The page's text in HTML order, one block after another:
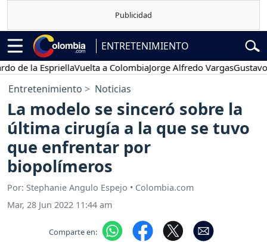
ENTRETENIMIENTO
la EspriellaVuelta a ColombiaJorge Alfredo VargasGustavo Petro
Entretenimiento Noticias
La modelo se sinceró sobre la
última cirugía a la que se tuvo
que enfrentar por
biopolímeros
Por: Stephanie Angulo Espejo • Colombia.com
Mar, 28 Jun 2022 11:44 am
Comparte en: